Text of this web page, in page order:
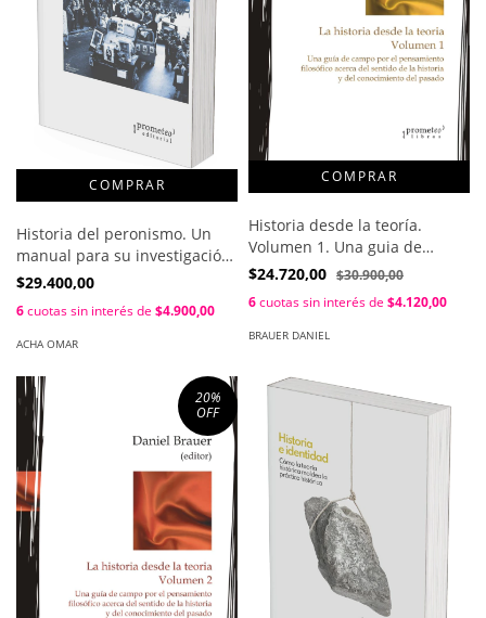
Historia del peronismo. Un
manual para su investigación
/ Omar Acha
$29.400,00
6cuotas sin interés de $4.900,00
ACHA OMAR
Historia desde la teoría.
Volumen 1. Una guia de
campo por elpensamiento
$24.720,00 $30.900,00
6cuotas sin interés de $4.120,00
BRAUER DANIEL
20%
OFF